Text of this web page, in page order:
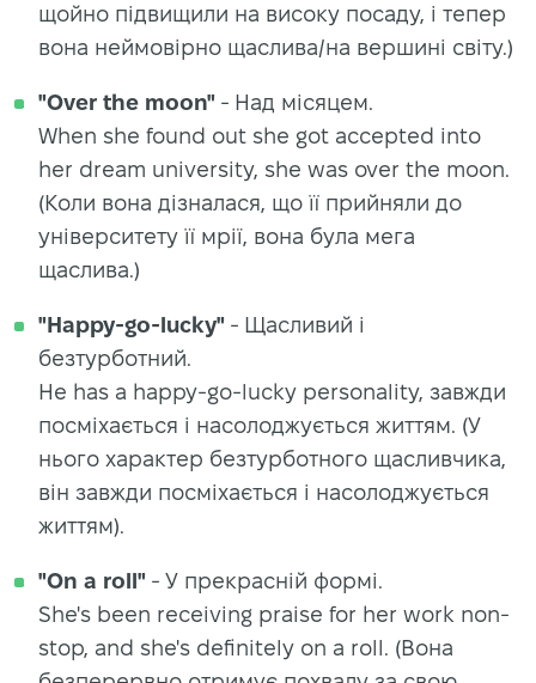
щойно підвищили на високу посаду, і тепер
вона неймовірно щаслива/на вершині світу.)
"Over the moon" - Над місяцем.
When she found out she got accepted into
her dream university, she was over the moon.
(Коли вона дізналася, що її прийняли до
університету її мрії, вона була мега
щаслива.)
"Happy-go-lucky" - Щасливий і
безтурботний.
He has a happy-go-lucky personality, завжди
посміхається і насолоджується життям. (У
нього характер безтурботного щасливчика,
він завжди посміхається і насолоджується
життям).
"On a roll" - У прекрасній формі.
She's been receiving praise for her work non-
stop, and she's definitely on a roll. (Вона